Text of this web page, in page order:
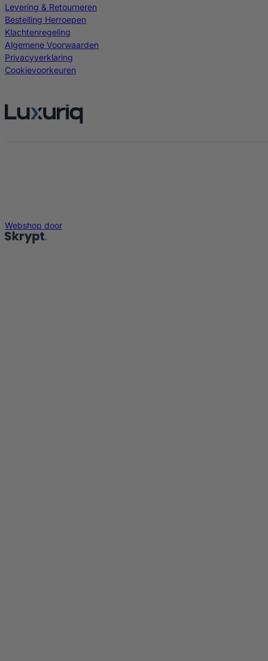
Levering & Retourneren
Bestelling Herroepen
Klachtenregeling
Algemene Voorwaarden
Privacyverklaring
Cookievoorkeuren
Webshop door